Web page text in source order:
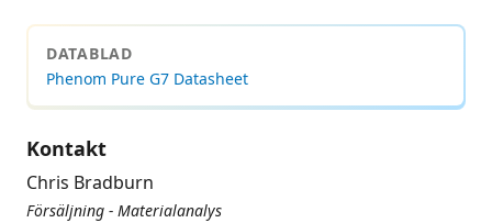
DATABLAD
Phenom Pure G7 Datasheet
Kontakt
Chris Bradburn
Försäljning - Materialanalys